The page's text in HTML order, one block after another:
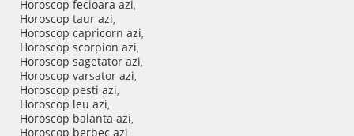
Horoscop fecioara azi,
Horoscop taur azi,
Horoscop capricorn azi,
Horoscop scorpion azi,
Horoscop sagetator azi,
Horoscop varsator azi,
Horoscop pesti azi,
Horoscop leu azi,
Horoscop balanta azi,
Horoscop berbec azi